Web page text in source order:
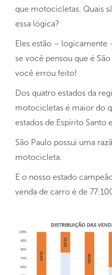
que motocicletas. Quais
essa lógica?
Eles estão – logicamente
se você pensou que é
você errou feito!
Dos quatro estados da
motocicletas é maior do
estados de Espírito Santo
São Paulo possui uma
motocicleta.
E o nosso estado
venda de carro é de